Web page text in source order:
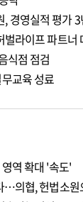
경영실적 평가
라이프 파트너
식점 점검
교육 성료
역 확대 '속도'
…의협, 헌법소원